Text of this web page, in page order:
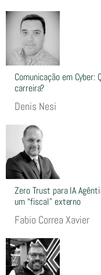
Comunicação em
carreira?
Denis Nesi
Zero Trust para IA
um “fiscal” externo
Fabio Correa Xavier